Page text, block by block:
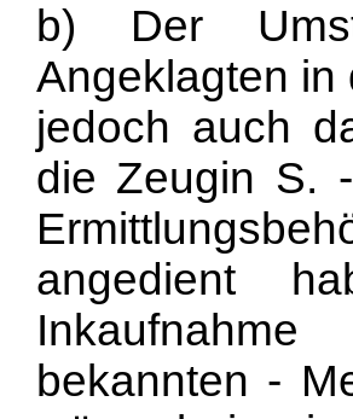
b) Der
Angeklagten in
jedoch auch
die Zeugin S.
angedient
bekannten -